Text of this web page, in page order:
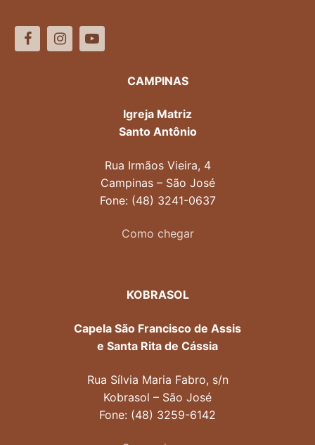
CAMPINAS
Igreja Matriz
Santo Antônio
Rua Irmãos Vieira, 4
Campinas – São José
Fone: (48) 3241-0637
Como chegar
KOBRASOL
Capela São Francisco de Assis
e Santa Rita de Cássia
Rua Sílvia Maria Fabro, s/n
Kobrasol – São José
Fone: (48) 3259-6142